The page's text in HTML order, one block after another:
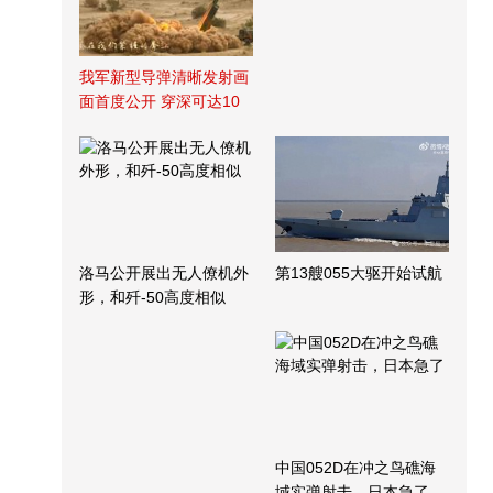
我军新型导弹清晰发射画
面首度公开 穿深可达10
洛马公开展出无人僚机外
形，和歼-50高度相似
第13艘055大驱开始试航
中国052D在冲之鸟礁海